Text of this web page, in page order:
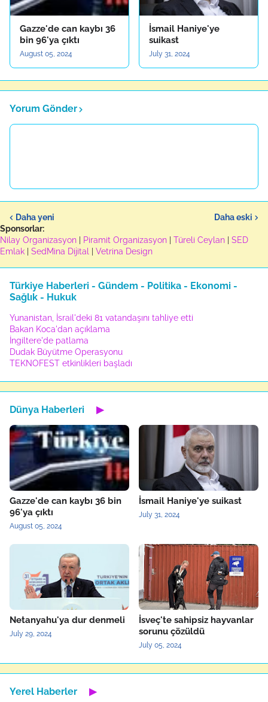
Gazze'de can kaybı 36
bin 96'ya çıktı
August 05, 2024
İsmail Haniye'ye
suikast
July 31, 2024
Yorum Gönder
Daha yeni
Daha eski
Sponsorlar:
Nilay Organizasyon
Piramit Organizasyon Türeli Ceylan
SED
Emlak
SedMina Dijital Vetrina Design
Türkiye Haberleri - Gündem - Politika - Ekonomi -
Sağlık - Hukuk
Yunanistan, İsrail'deki 81 vatandaşını tahliye etti
Bakan Koca'dan açıklama
İngiltere'de patlama
Dudak Büyütme Operasyonu
TEKNOFEST etkinlikleri başladı
Dünya Haberleri ▶
Gazze'de can kaybı 36 bin
96'ya çıktı
August 05, 2024
İsmail Haniye'ye suikast
July 31, 2024
Netanyahu'ya dur denmeli
July 29, 2024
İsveç'te sahipsiz hayvanlar
sorunu çözüldü
July 05, 2024
Yerel Haberler ▶